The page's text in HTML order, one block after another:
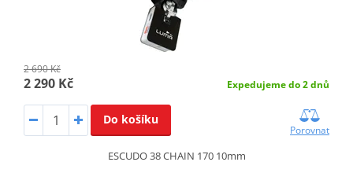
2 690 Kč
2 290 Kč Expedujeme do 2 dnů
Do košíku
Porovnat
ESCUDO 38 CHAIN 170 10mm